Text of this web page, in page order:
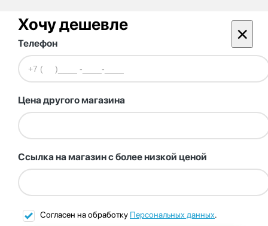
Хочу дешевле ×
Телефон
Цена другого магазина
Ссылка на магазин с более низкой ценой
Согласен на обработку Персональных данных.